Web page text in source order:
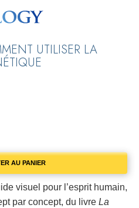
UTILISER LA
AU PANIER
visuel pour l’esprit humain,
par concept, du livre La